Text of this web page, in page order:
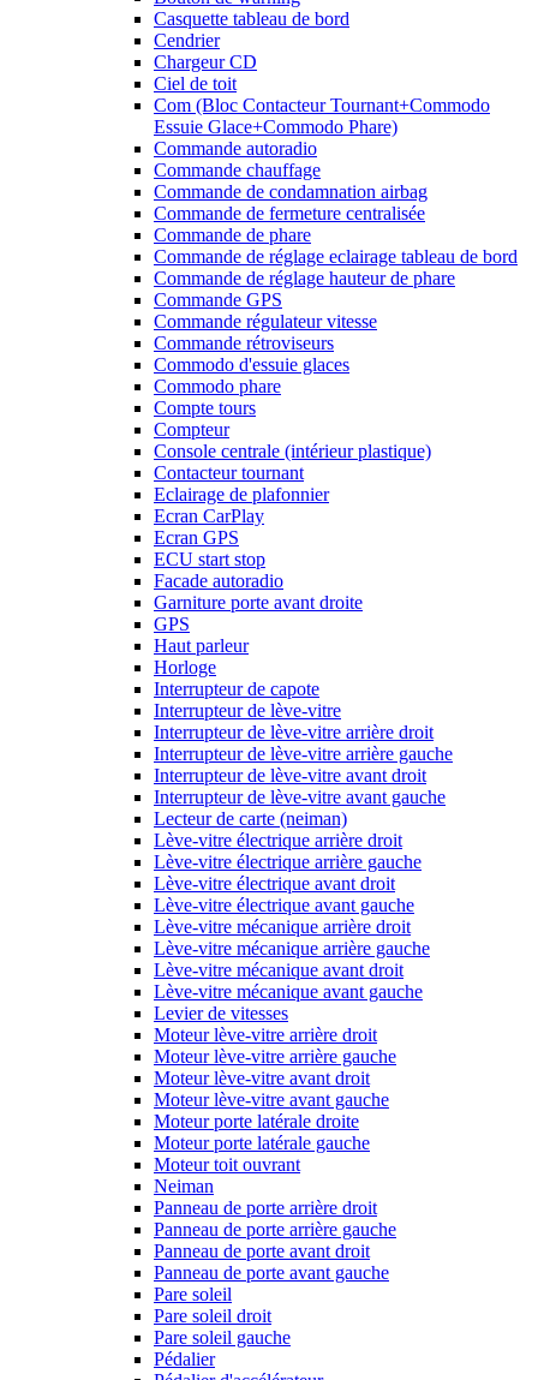
Casquette tableau de bord
Cendrier
Chargeur CD
Ciel de toit
Com (Bloc Contacteur Tournant+Commodo
Essuie Glace+Commodo Phare)
Commande autoradio
Commande chauffage
Commande de condamnation airbag
Commande de fermeture centralisée
Commande de phare
Commande de réglage eclairage tableau de bord
Commande de réglage hauteur de phare
Commande GPS
Commande régulateur vitesse
Commande rétroviseurs
Commodo d'essuie glaces
Commodo phare
Compte tours
Compteur
Console centrale (intérieur plastique)
Contacteur tournant
Eclairage de plafonnier
Ecran CarPlay
Ecran GPS
ECU start stop
Facade autoradio
Garniture porte avant droite
GPS
Haut parleur
Horloge
Interrupteur de capote
Interrupteur de lève-vitre
Interrupteur de lève-vitre arrière droit
Interrupteur de lève-vitre arrière gauche
Interrupteur de lève-vitre avant droit
Interrupteur de lève-vitre avant gauche
Lecteur de carte (neiman)
Lève-vitre électrique arrière droit
Lève-vitre électrique arrière gauche
Lève-vitre électrique avant droit
Lève-vitre électrique avant gauche
Lève-vitre mécanique arrière droit
Lève-vitre mécanique arrière gauche
Lève-vitre mécanique avant droit
Lève-vitre mécanique avant gauche
Levier de vitesses
Moteur lève-vitre arrière droit
Moteur lève-vitre arrière gauche
Moteur lève-vitre avant droit
Moteur lève-vitre avant gauche
Moteur porte latérale droite
Moteur porte latérale gauche
Moteur toit ouvrant
Neiman
Panneau de porte arrière droit
Panneau de porte arrière gauche
Panneau de porte avant droit
Panneau de porte avant gauche
Pare soleil
Pare soleil droit
Pare soleil gauche
Pédalier